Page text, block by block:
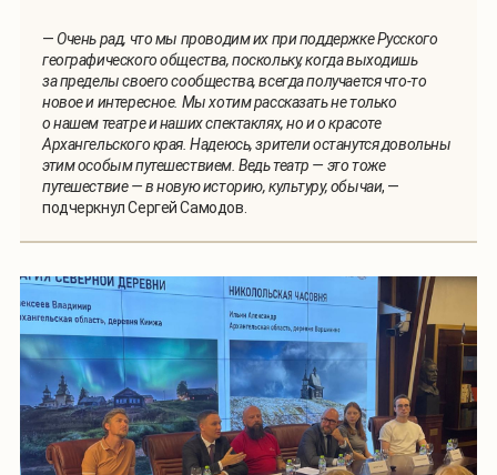
—Очень рад, что мы проводим их при поддержке Русского
географического общества, поскольку, когда выходишь
за пределы своего сообщества, всегда получается что-то
новое и интересное. Мы хотим рассказать не только
о нашем театре и наших спектаклях, но и о красоте
Архангельского края. Надеюсь, зрители останутся довольны
этим особым путешествием. Ведь театр — это тоже
путешествие — в новую историю, культуру, обычаи, —
подчеркнул Сергей Самодов.